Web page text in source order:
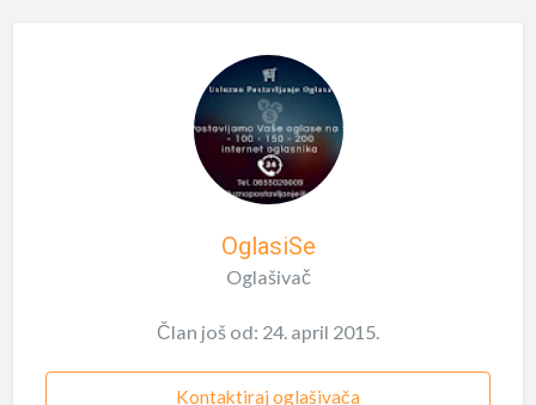
OglasiSe
Oglašivač
Član još od: 24. april 2015.
Kontaktiraj oglašivača